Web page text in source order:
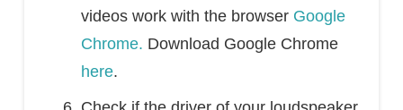
videos work with the browser Google
Chrome. Download Google Chrome
here.